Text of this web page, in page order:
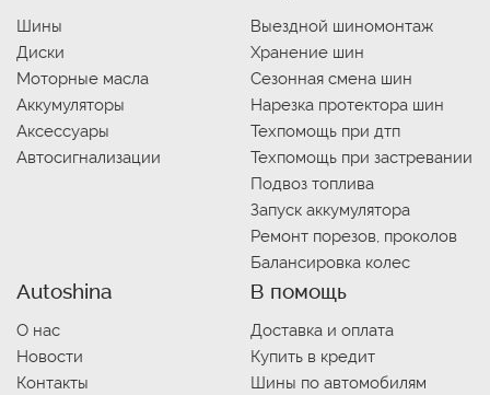
Шины
Диски
Моторные масла
Аккумуляторы
Аксессуары
Автосигнализации
Выездной шиномонтаж
Хранение шин
Сезонная смена шин
Нарезка протектора шин
Техпомощь при дтп
Техпомощь при застревании
Подвоз топлива
Запуск аккумулятора
Ремонт порезов, проколов
Балансировка колес
Autoshina
О нас
Новости
Контакты
В помощь
Доставка и оплата
Купить в кредит
Шины по автомобилям